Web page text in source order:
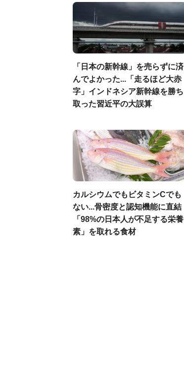
「日本の新幹線」を売らずに済
んでよかった...「走るほど大赤
字」インドネシア新幹線を勝ち
取った習近平の大誤算
カルシウムでもビタミンCでも
ない...骨密度と認知機能に直結
「98%の日本人が不足する栄養
素」を取れる食材